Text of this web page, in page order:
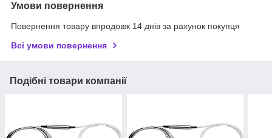
Умови повернення
Повернення товару впродовж 14 днів за рахунок покупця
Всі умови повернення
Подібні товари компанії